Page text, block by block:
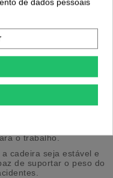
para o profissional
dicas que podem
certa:
estofamento macio e
e o assento
e proporcionem
sentar-se nela.
possui regulagens de
o trabalho.
cadeira seja estável e
de suportar o peso do